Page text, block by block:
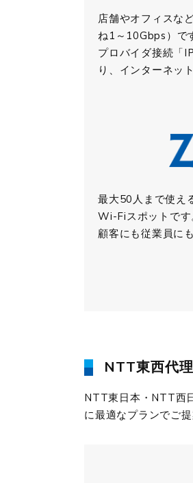
店舗やオフィスな
ね1～10Gbps）で
プロバイダ接続「
り、インターネッ
最大50人まで使え
Wi-Fiスポットです
顧客にも従業員に
NTT東西代
NTT東日本・NTT西
に最適なプランでご提